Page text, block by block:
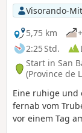
Visorando-
5,75 km
2:25 Std.
Start in San
(Province de
Eine ruhige und
fernab vom
vor einem Tag